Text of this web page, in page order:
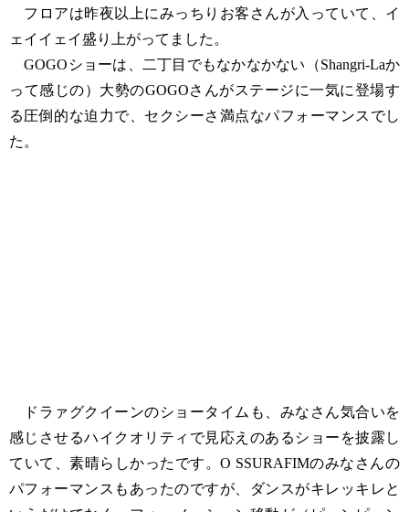
フロアは昨夜以上にみっちりお客さんが入っていて、イ
ェイイェイ盛り上がってました。
GOGOショーは、二丁目でもなかなかない（Shangri-Laか
って感じの）大勢のGOGOさんがステージに一気に登場す
る圧倒的な迫力で、セクシーさ満点なパフォーマンスでし
た。
ドラァグクイーンのショータイムも、みなさん気合いを
感じさせるハイクオリティで見応えのあるショーを披露し
ていて、素晴らしかったです。O SSURAFIMのみなさんの
パフォーマンスもあったのですが、ダンスがキレッキレと